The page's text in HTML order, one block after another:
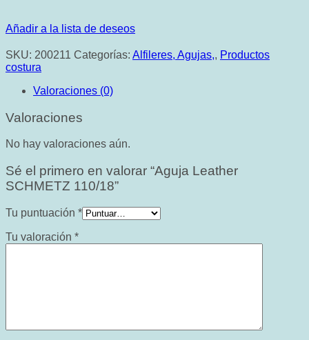
Añadir a la lista de deseos
SKU: 200211 Categorías: Alfileres, Agujas,, Productos
costura
Valoraciones (0)
Valoraciones
No hay valoraciones aún.
Sé el primero en valorar “Aguja Leather
SCHMETZ 110/18”
Tu puntuación *
Tu valoración *